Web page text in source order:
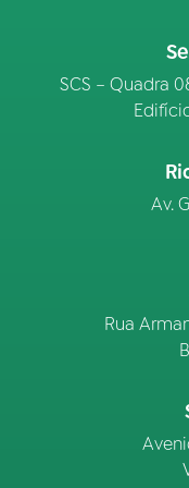
SCS – Quadra
Av.
Rua